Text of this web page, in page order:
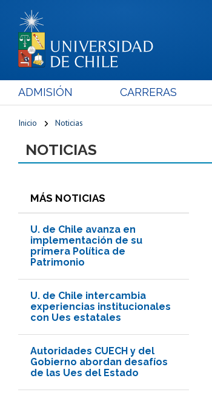
ADMISIÓN CARRERAS
Inicio Noticias
NOTICIAS
MÁS NOTICIAS
U. de Chile avanza en
implementación de su
primera Política de
Patrimonio
U. de Chile intercambia
experiencias institucionales
con Ues estatales
Autoridades CUECH y del
Gobierno abordan desafíos
de las Ues del Estado